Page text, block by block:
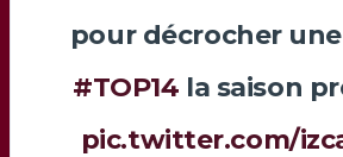
pour décrocher
#TOP14 la saison
pic.twitter.com/